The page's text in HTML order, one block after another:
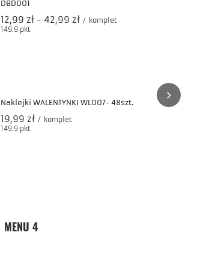
Naklejki na Dzień Babci i Dziadka - 96szt. -
DBD001